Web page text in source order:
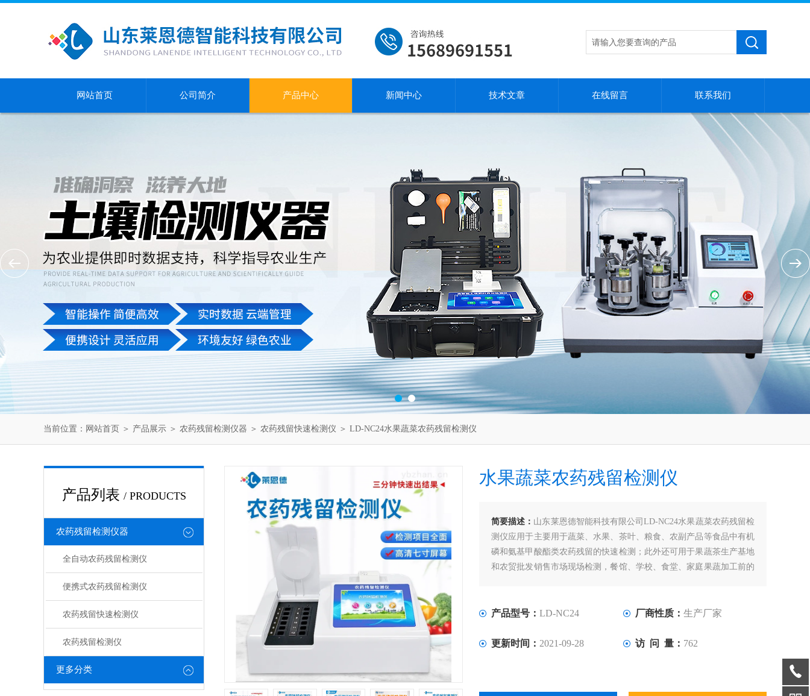
网站首页 公司简介 产品中心 新闻中心 技术文章 在线留言 联系我们
当前位置： 网站首页 ＞ 产品展示 ＞ 农药残留检测仪器 ＞ 农药残留快速检测仪 ＞ LD-NC24水果蔬菜农药残留检测仪
产品列表 / PRODUCTS
农药残留检测仪器
全自动农药残留检测仪
便携式农药残留检测仪
农药残留快速检测仪
农药残留检测仪
更多分类
水果蔬菜农药残留检测仪
简要描述： 山东莱恩德智能科技有限公司LD-NC24水果蔬菜农药残留检
测仪应用于主要用于蔬菜、水果、茶叶、粮食、农副产品等食品中有机
磷和氨基甲酸酯类农药残留的快速检测；此外还可用于果蔬茶生产基地
和农贸批发销售市场现场检测，餐馆、学校、食堂、家庭果蔬加工前的
产品型号： LD-NC24 厂商性质： 生产厂家
更新时间： 2021-09-28 访 问 量： 762